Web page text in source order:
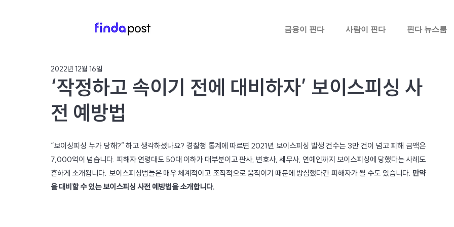
금융이 핀다 사람이 핀다 핀다 뉴스룸
‘작정하고 속이기 전에 대비하자’ 보이스피싱 사
전 예방법
2022년 12월 16일
“보이싱피싱 누가 당해?” 하고 생각하셨나요? 경찰청 통계에 따르면 2021년 보이스피싱 발생 건수는 3만 건이 넘고 피해 금액은
7,000억이 넘습니다. 피해자 연령대도 50대 이하가 대부분이고 판사, 변호사, 세무사, 연예인까지 보이스피싱에 당했다는 사례도
흔하게 소개됩니다. 보이스피싱범들은 매우 체계적이고 조직적으로 움직이기 때문에 방심했다간 피해자가 될 수도 있습니다. 만약
을 대비할 수 있는 보이스피싱 사전 예방법을 소개합니다.